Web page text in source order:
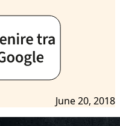
June 20, 2018